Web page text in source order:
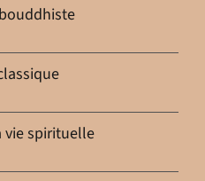
vie spirituelle